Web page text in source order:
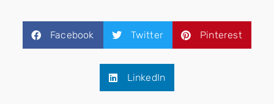
Facebook Twitter Pinterest
LinkedIn